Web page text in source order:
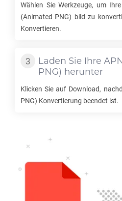
Wählen Sie Werkzeuge, um Ihre
(Animated PNG) bild zu
Konvertieren.
Laden Sie Ihre
PNG) herunter
Klicken Sie auf Download,
PNG) Konvertierung beendet ist.